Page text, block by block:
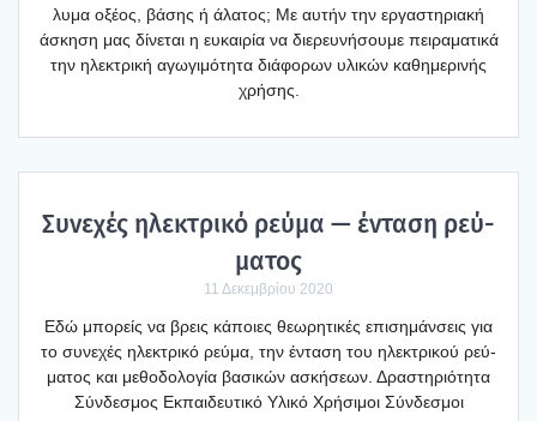
λυ­μα οξέ­ος, βάσης ή άλα­τος; Με αυτήν την εργα­στη­ρια­κή
άσκη­ση μας δίνε­ται η ευκαι­ρία να διε­ρευ­νή­σου­με πει­ρα­μα­τι­κά
την ηλε­κτρι­κή αγω­γι­μό­τη­τα διά­φο­ρων υλι­κών καθη­με­ρι­νής
χρή­σης.
Συνε­χές ηλε­κτρι­κό ρεύ­μα — έντα­ση ρεύ­
μα­τος
11 Δεκεμβρίου 2020
Εδώ μπο­ρείς να βρεις κάποιες θεω­ρη­τι­κές επι­ση­μάν­σεις για
το συνε­χές ηλε­κτρι­κό ρεύ­μα, την έντα­ση του ηλε­κτρι­κού ρεύ­
μα­τος και μεθο­δο­λο­γία βασι­κών ασκή­σε­ων. Δρα­στη­ριό­τη­τα
Σύν­δε­σμος Εκπαι­δευ­τι­κό Υλι­κό Χρή­σι­μοι Σύν­δε­σμοι